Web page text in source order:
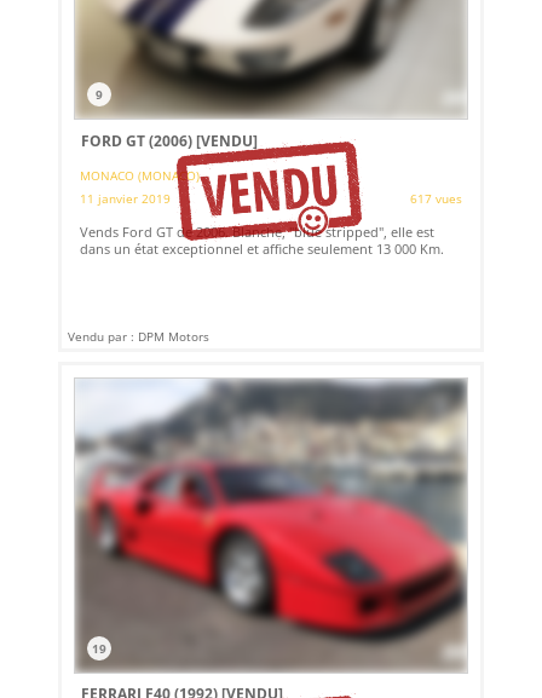
9
FORD GT (2006)[VENDU]
MONACO (MONACO)
11 janvier 2019
617 vues
Vends Ford GT de 2006. Blanche, "blue stripped", elle est
dans un état exceptionnel et affiche seulement 13 000 Km.
Vendu par : DPM Motors
19
FERRARI F40 (1992)[VENDU]